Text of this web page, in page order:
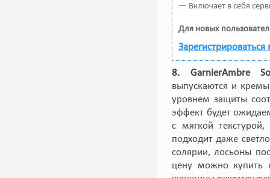
— Включает в себя
Для новых
Зарегистрироваться
8. GarnierAmbre
выпускаются и
уровнем защиты
эффект будет
с мягкой
подходит даже
солярии, лосьоны
цену можно купить